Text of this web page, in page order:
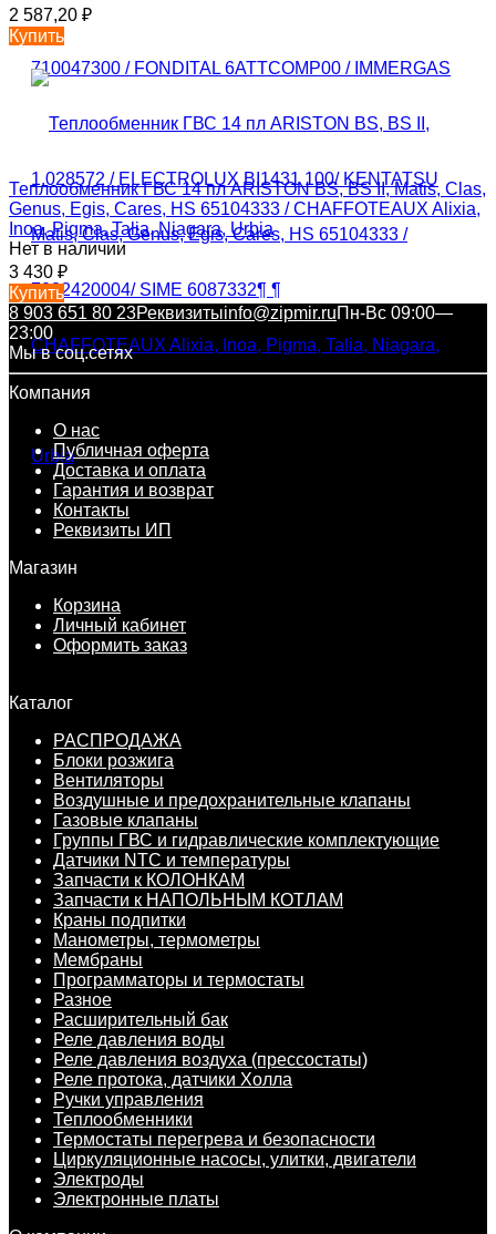
2 587,20 ₽
Купить
Теплообменник ГВС 14 пл ARISTON BS, BS II, Matis, Clas,
Genus, Egis, Cares, HS 65104333 / CHAFFOTEAUX Alixia,
Inoa, Pigma, Talia, Niagara, Urbia
Нет в наличии
3 430 ₽
Купить
8 903 651 80 23Реквизитыinfo@zipmir.ruПн-Вс 09:00—
23:00
Мы в соц.сетях
Компания
О нас
Публичная оферта
Доставка и оплата
Гарантия и возврат
Контакты
Реквизиты ИП
Магазин
Корзина
Личный кабинет
Оформить заказ
Каталог
РАСПРОДАЖА
Блоки розжига
Вентиляторы
Воздушные и предохранительные клапаны
Газовые клапаны
Группы ГВС и гидравлические комплектующие
Датчики NTC и температуры
Запчасти к КОЛОНКАМ
Запчасти к НАПОЛЬНЫМ КОТЛАМ
Краны подпитки
Манометры, термометры
Мембраны
Программаторы и термостаты
Разное
Расширительный бак
Реле давления воды
Реле давления воздуха (прессостаты)
Реле протока, датчики Холла
Ручки управления
Теплообменники
Термостаты перегрева и безопасности
Циркуляционные насосы, улитки, двигатели
Электроды
Электронные платы